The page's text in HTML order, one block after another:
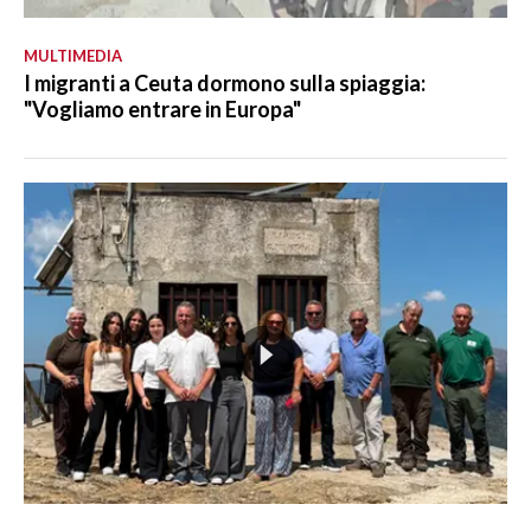
MULTIMEDIA
I migranti a Ceuta dormono sulla spiaggia:
"Vogliamo entrare in Europa"